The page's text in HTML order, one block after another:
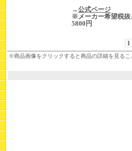
→公式ページ
※メーカー希望税抜
5800円
1
※商品画像をクリックすると商品の詳細を見るこ